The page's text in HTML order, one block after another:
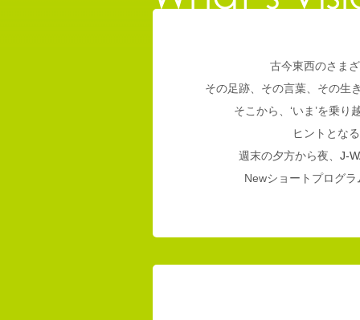
古今東西のさま
その足跡、その言葉、その生
そこから、‘いま’を乗
ヒントとな
週末の夕方から夜、 J-
Newショートプログ